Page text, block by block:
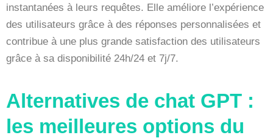
instantanées à leurs requêtes. Elle améliore l’expérience
des utilisateurs grâce à des réponses personnalisées et
contribue à une plus grande satisfaction des utilisateurs
grâce à sa disponibilité 24h/24 et 7j/7.
Alternatives de chat GPT :
les meilleures options du